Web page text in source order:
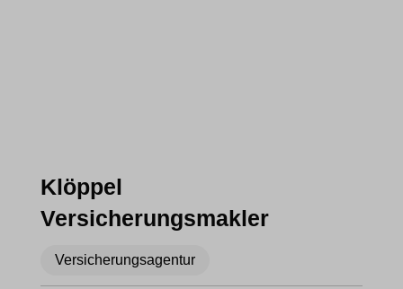
Klöppel
Versicherungsmakler
Versicherungsagentur